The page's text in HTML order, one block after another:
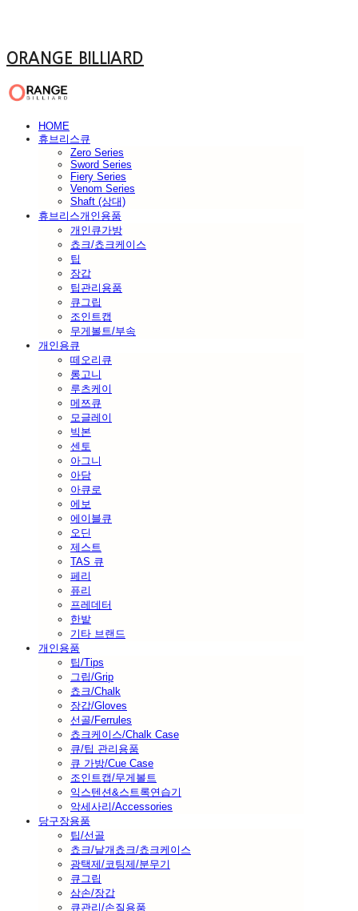
ORANGE BILLIARD
HOME
휴브리스큐
Zero Series
Sword Series
Fiery Series
Venom Series
Shaft (상대)
휴브리스개인용품
개인큐가방
쵸크/쵸크케이스
팁
장갑
팁관리용품
큐그립
조인트캡
무게볼트/부속
개인용큐
떼오리큐
롱고니
루츠케이
메쯔큐
모글레이
빅본
센토
아그니
아담
아큐로
에보
에이블큐
오딘
제스트
TAS 큐
페리
퓨리
프레데터
한밭
기타 브랜드
개인용품
팁/Tips
그립/Grip
쵸크/Chalk
장갑/Gloves
선골/Ferrules
쵸크케이스/Chalk Case
큐/팁 관리용품
큐 가방/Cue Case
조인트캡/무게볼트
익스텐션&스트록연습기
악세사리/Accessories
당구장용품
팁/선골
쵸크/낱개쵸크/쵸크케이스
광택제/코팅제/분무기
큐그립
삼손/장갑
큐관리/손질용품